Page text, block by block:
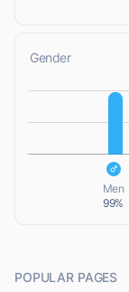
Gender
L
Men
99%
POPULAR PAGES